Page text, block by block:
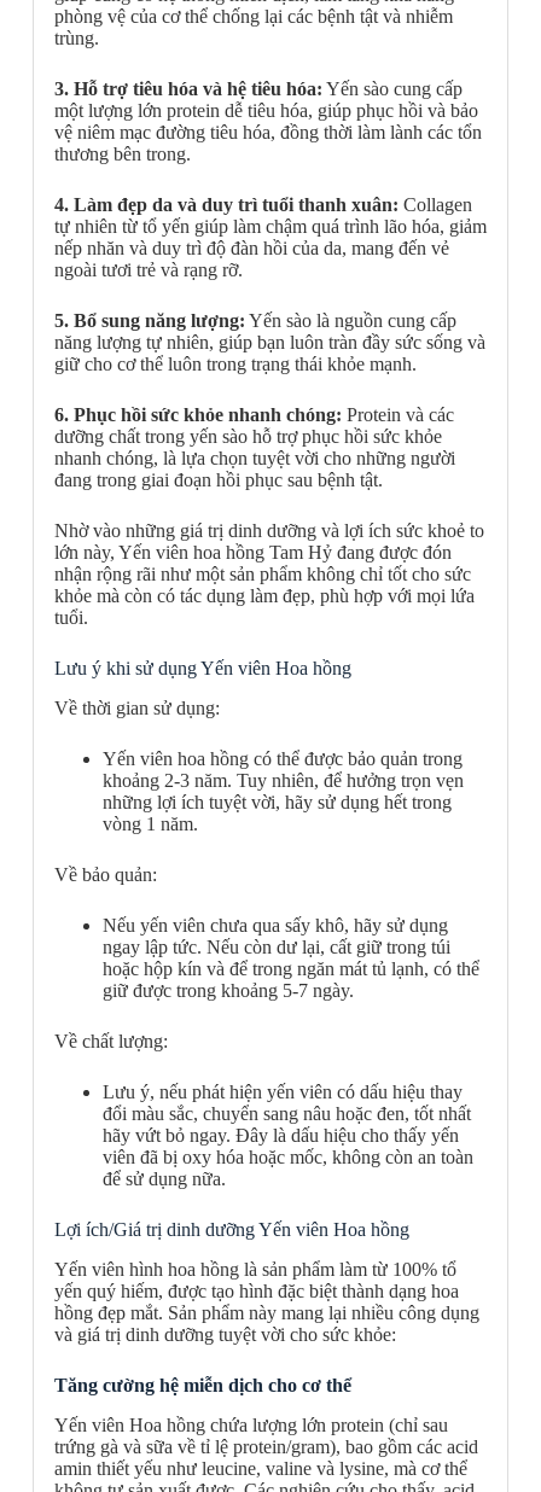
phòng vệ của cơ thể chống lại các bệnh tật và nhiễm
trùng.
3. Hỗ trợ tiêu hóa và hệ tiêu hóa: Yến sào cung cấp
một lượng lớn protein dễ tiêu hóa, giúp phục hồi và bảo
vệ niêm mạc đường tiêu hóa, đồng thời làm lành các tổn
thương bên trong.
4. Làm đẹp da và duy trì tuổi thanh xuân: Collagen
tự nhiên từ tổ yến giúp làm chậm quá trình lão hóa, giảm
nếp nhăn và duy trì độ đàn hồi của da, mang đến vẻ
ngoài tươi trẻ và rạng rỡ.
5. Bổ sung năng lượng: Yến sào là nguồn cung cấp
năng lượng tự nhiên, giúp bạn luôn tràn đầy sức sống và
giữ cho cơ thể luôn trong trạng thái khỏe mạnh.
6. Phục hồi sức khỏe nhanh chóng: Protein và các
dưỡng chất trong yến sào hỗ trợ phục hồi sức khỏe
nhanh chóng, là lựa chọn tuyệt vời cho những người
đang trong giai đoạn hồi phục sau bệnh tật.
Nhờ vào những giá trị dinh dưỡng và lợi ích sức khoẻ to
lớn này, Yến viên hoa hồng Tam Hỷ đang được đón
nhận rộng rãi như một sản phẩm không chỉ tốt cho sức
khỏe mà còn có tác dụng làm đẹp, phù hợp với mọi lứa
tuổi.
Lưu ý khi sử dụng Yến viên Hoa hồng
Về thời gian sử dụng:
Yến viên hoa hồng có thể được bảo quản trong
khoảng 2-3 năm. Tuy nhiên, để hưởng trọn vẹn
những lợi ích tuyệt vời, hãy sử dụng hết trong
vòng 1 năm.
Về bảo quản:
Nếu yến viên chưa qua sấy khô, hãy sử dụng
ngay lập tức. Nếu còn dư lại, cất giữ trong túi
hoặc hộp kín và để trong ngăn mát tủ lạnh, có thể
giữ được trong khoảng 5-7 ngày.
Về chất lượng:
Lưu ý, nếu phát hiện yến viên có dấu hiệu thay
đổi màu sắc, chuyển sang nâu hoặc đen, tốt nhất
hãy vứt bỏ ngay. Đây là dấu hiệu cho thấy yến
viên đã bị oxy hóa hoặc mốc, không còn an toàn
để sử dụng nữa.
Lợi ích/Giá trị dinh dưỡng Yến viên Hoa hồng
Yến viên hình hoa hồng là sản phẩm làm từ 100% tổ
yến quý hiếm, được tạo hình đặc biệt thành dạng hoa
hồng đẹp mắt. Sản phẩm này mang lại nhiều công dụng
và giá trị dinh dưỡng tuyệt vời cho sức khỏe:
Tăng cường hệ miễn dịch cho cơ thể
Yến viên Hoa hồng chứa lượng lớn protein (chỉ sau
trứng gà và sữa về tỉ lệ protein/gram), bao gồm các acid
amin thiết yếu như leucine, valine và lysine, mà cơ thể